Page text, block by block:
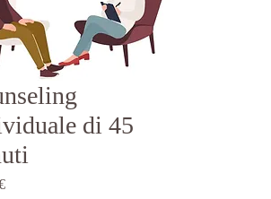
di 45
Prezzo